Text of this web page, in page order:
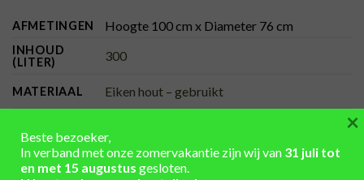
AFMETINGEN Hoogte 100 cm x Diameter 76 cm
INHOUD
(LITER)
300
MATERIAAL Eiken hout – gebruikt
BANDEN
KLEUR HOUT onbehandeld
Beste bezoeker,
In verband met onze zomervakantie zijn wij van 31 juli tot
en met 15 augustus gesloten.
×